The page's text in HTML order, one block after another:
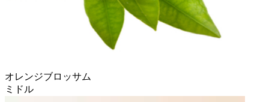
オレンジブロッサム
ミドル